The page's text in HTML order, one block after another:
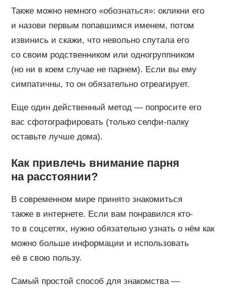
Также можно немного «обознаться»: окликни его
и назови первым попавшимся именем, потом
извинись и скажи, что невольно спутала его
со своим родственником или одногруппником
(но ни в коем случае не парнем). Если вы ему
симпатичны, то он обязательно отреагирует.
Еще один действенный метод — попросите его
вас сфотографировать (только селфи-палку
оставьте лучше дома).
Как привлечь внимание парня
на расстоянии?
В современном мире принято знакомиться
также в интернете. Если вам понравился кто-
то в соцсетях, нужно обязательно узнать о нём как
можно больше информации и использовать
её в свою пользу.
Самый простой способ для знакомства —